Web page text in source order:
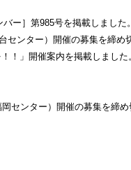
ー］第985号を掲載しました。
センター）開催の募集を締め
！」開催案内を掲載しました
センター）開催の募集を締め